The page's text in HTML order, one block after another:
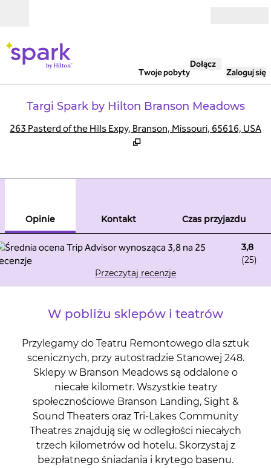
Twoje pobyty
Dołącz
Zaloguj się
Targi Spark by Hilton Branson Meadows
263 Pasterd of the Hills Expy, Branson, Missouri, 65616, USA,
Opinie Kontakt
Czas przyjazdu
3,8
(25)
Przeczytaj recenzje
W pobliżu sklepów i teatrów
Przylegamy do Teatru Remontowego dla sztuk
scenicznych, przy autostradzie Stanowej 248.
Sklepy w Branson Meadows są oddalone o
niecałe kilometr. Wszystkie teatry
społecznościowe Branson Landing, Sight &
Sound Theaters oraz Tri-Lakes Community
Theatres znajdują się w odległości niecałych
trzech kilometrów od hotelu. Skorzystaj z
bezpłatnego śniadania i krytego basenu.